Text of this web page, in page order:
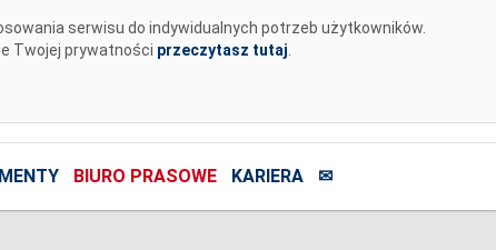
serwisu do indywidualnych potrzeb użytkowników.
Twojej prywatności przeczytasz tutaj
BIURO PRASOWE KARIERA ✉